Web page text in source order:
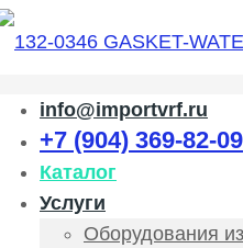
info@importvrf.ru
+7 (904) 369-82-09
Каталог
Услуги
Оборудования